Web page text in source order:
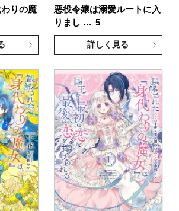
りの魔
悪役令嬢は溺愛ルートに入
りまし … 5
詳しく見る